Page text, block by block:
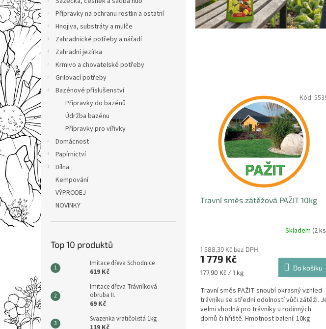
l
Přípravky na ochranu rostlin a ostatní
Hnojiva, substráty a mulče
Zahradnické potřeby a nářadí
Zahradní jezírka
Krmivo a chovatelské potřeby
Grilovací potřeby
Bazénové příslušenství
Přípravky do bazénů
Údržba bazénu
Přípravky pro vířivky
Domácnost
Papírnictví
Dílna
Kempování
VÝPRODEJ
NOVINKY
Top 10 produktů
Imitace dřeva Schodnice
619 Kč
Imitace dřeva Trávníková
obruba II.
69 Kč
Svazenka vratičolistá 1kg
ř
ů
s
s
Travní směs zátěžová PAŽIT 10kg
Skladem (2
1 588,39 Kč bez DPH
1 779 Kč
Měrná
177,90 Kč / 1 kg
Do košíku
Travní směs PAŽIT snoubí okrasný vzhled
trávníku se střední odolností vůči zátěži.
velmi vhodná pro trávníky u rodinných
domů či hřiště. Hmotnost balení: 10kg
Kód: